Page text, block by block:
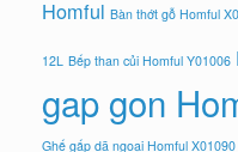
Homful Bàn thớt gỗ Homful
12L Bếp than củi Homful Y01006
gap gon
Ghế gấp dã ngoại Homful